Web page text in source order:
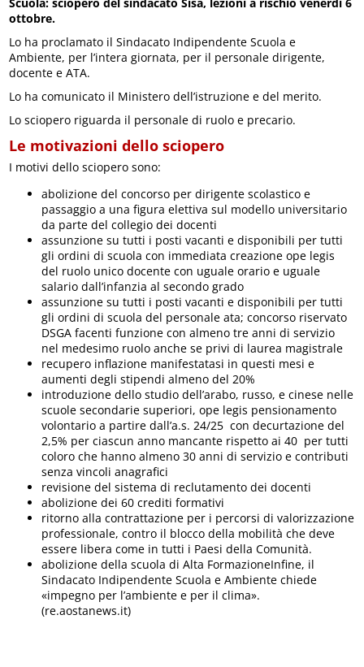
ottobre.
Lo ha proclamato il Sindacato Indipendente Scuola e
Ambiente, per l’intera giornata, per il personale dirigente,
docente e ATA.
Lo ha comunicato il Ministero dell’istruzione e del merito.
Lo sciopero riguarda il personale di ruolo e precario.
Le motivazioni dello sciopero
I motivi dello sciopero sono:
abolizione del concorso per dirigente scolastico e
passaggio a una figura elettiva sul modello universitario
da parte del collegio dei docenti
assunzione su tutti i posti vacanti e disponibili per tutti
gli ordini di scuola con immediata creazione ope legis
del ruolo unico docente con uguale orario e uguale
salario dall’infanzia al secondo grado
assunzione su tutti i posti vacanti e disponibili per tutti
gli ordini di scuola del personale ata; concorso riservato
DSGA facenti funzione con almeno tre anni di servizio
nel medesimo ruolo anche se privi di laurea magistrale
recupero inflazione manifestatasi in questi mesi e
aumenti degli stipendi almeno del 20%
introduzione dello studio dell’arabo, russo, e cinese nelle
scuole secondarie superiori, ope legis pensionamento
volontario a partire dall’a.s. 24/25 con decurtazione del
2,5% per ciascun anno mancante rispetto ai 40 per tutti
coloro che hanno almeno 30 anni di servizio e contributi
senza vincoli anagrafici
revisione del sistema di reclutamento dei docenti
abolizione dei 60 crediti formativi
ritorno alla contrattazione per i percorsi di valorizzazione
professionale, contro il blocco della mobilità che deve
essere libera come in tutti i Paesi della Comunità.
abolizione della scuola di Alta FormazioneInfine, il
Sindacato Indipendente Scuola e Ambiente chiede
«impegno per l’ambiente e per il clima».
(re.aostanews.it)